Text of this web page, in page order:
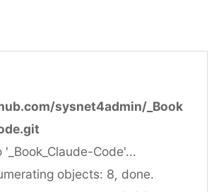
sysnet4admin/_Book
'_Book_Claude-Code'...
objects: 8, done.